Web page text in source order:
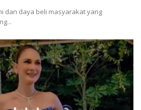
dan daya beli masyarakat yang